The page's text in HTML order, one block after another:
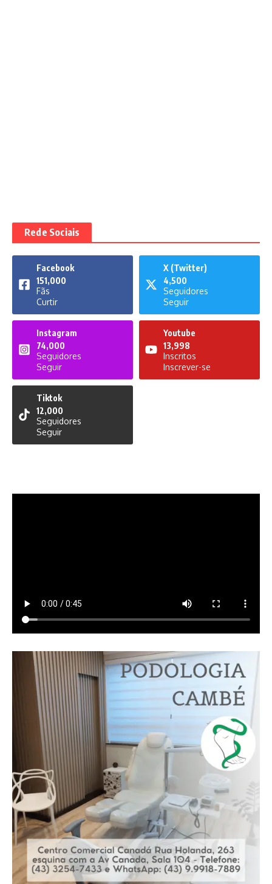
Rede Sociais
Facebook
151,000
Fãs
Curtir
X (Twitter)
4,500
Seguidores
Seguir
Instagram
74,000
Seguidores
Seguir
Youtube
13,998
Inscritos
Inscrever-se
Tiktok
12,000
Seguidores
Seguir